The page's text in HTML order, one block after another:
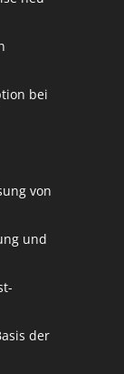
bei
von
und
der